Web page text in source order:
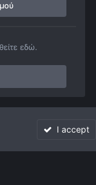
εδώ.
I accept